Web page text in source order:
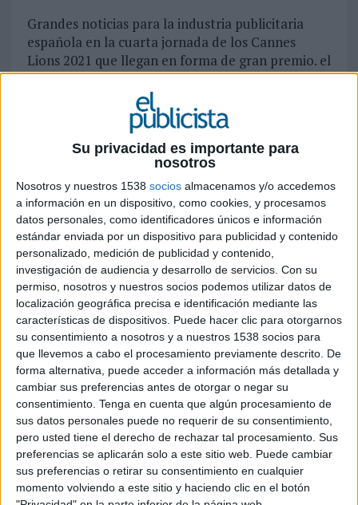
Su privacidad es importante para
nosotros
Nosotros y nuestros 1538 socios almacenamos y/o accedemos
a información en un dispositivo, como cookies, y procesamos
datos personales, como identificadores únicos e información
estándar enviada por un dispositivo para publicidad y contenido
personalizado, medición de publicidad y contenido,
investigación de audiencia y desarrollo de servicios. Con su
permiso, nosotros y nuestros socios podemos utilizar datos de
localización geográfica precisa e identificación mediante las
características de dispositivos. Puede hacer clic para otorgarnos
su consentimiento a nosotros y a nuestros 1538 socios para
que llevemos a cabo el procesamiento previamente descrito. De
forma alternativa, puede acceder a información más detallada y
cambiar sus preferencias antes de otorgar o negar su
consentimiento. Tenga en cuenta que algún procesamiento de
sus datos personales puede no requerir de su consentimiento,
pero usted tiene el derecho de rechazar tal procesamiento. Sus
preferencias se aplicarán solo a este sitio web. Puede cambiar
sus preferencias o retirar su consentimiento en cualquier
momento volviendo a este sitio y haciendo clic en el botón
Grandes noticias para la industria publicitaria
española en la cuarta jornada de los Cannes
Lions 2021 que llegan en forma de gran premio. el
tercero, para ser más exactos, que recae de
nuevo en la campaña 'Stevenage challenge', de la
agencia David Mad (con la colaboración de David
Miami) y Burger King. Se cumplen los pronósticos
de los entendidos y se convierte en una de las
grandes protagonistas de la edición (
reportaje especial sobre Cannes Lions 2021
publicado en el número 447 de El Publicista,
con Quiniela de Favoritos incluida) que sin duda
destacará en el palmarés final. A los dos grandes
premios obtenidos en Direct y Social &
Influencer, la acción suma ahora el máximo
galardón en el apartado de Brand Experience &
Activation, donde también ha sido premiada con
dos leones de Bronce. En lo que llevamos de
festival este trabajo ya acumula 10 metales: 3
grandes premios, 1 oro, 4 platas y 2 bronces.